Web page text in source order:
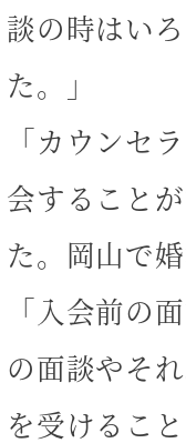
談の時はい
た。」
「カウンセ
会すること
た。岡山で
「入会前の
の面談やそ
を受けるこ